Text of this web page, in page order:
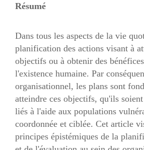
Résumé
Dans tous les aspects de la vie
planification des actions visant à
objectifs ou à obtenir des
l'existence humaine. Par
organisationnel, les plans sont
atteindre ces objectifs, qu'ils
liés à l'aide aux populations
coordonnée et ciblée. Cet article
principes épistémiques de la